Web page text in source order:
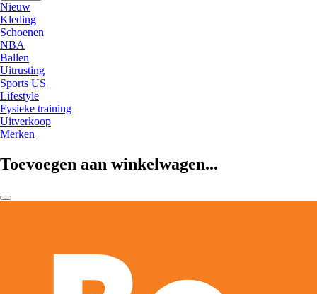
Nieuw
Kleding
Schoenen
NBA
Ballen
Uitrusting
Sports US
Lifestyle
Fysieke training
Uitverkoop
Merken
Toevoegen aan winkelwagen...